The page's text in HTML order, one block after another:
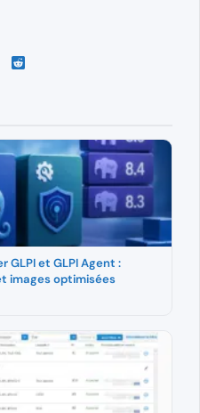
GLPI et GLPI Agent :
images optimisées